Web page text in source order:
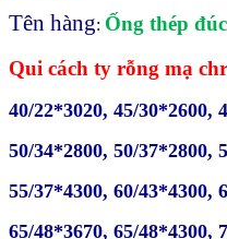
Tên hàng: Ống thép
Qui cách ty rỗng mạ
40/22*3020, 45/30*2600,
50/34*2800, 50/37*2800,
55/37*4300, 60/43*4300,
65/48*3670, 65/48*4300,